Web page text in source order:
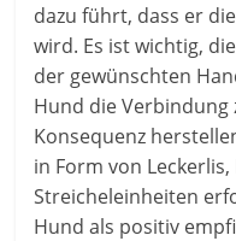
dazu führt, dass er
wird. Es ist wichtig,
der gewünschten
Hund die Verbindung
Konsequenz
in Form von
Streicheleinheiten
Hund als positiv